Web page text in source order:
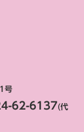
号
62-6137(代